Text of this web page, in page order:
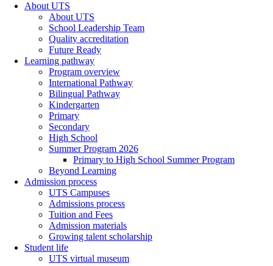
About UTS
About UTS
School Leadership Team
Quality accreditation
Future Ready
Learning pathway
Program overview
International Pathway
Bilingual Pathway
Kindergarten
Primary
Secondary
High School
Summer Program 2026
Primary to High School Summer Program
Beyond Learning
Admission process
UTS Campuses
Admissions process
Tuition and Fees
Admission materials
Growing talent scholarship
Student life
UTS virtual museum